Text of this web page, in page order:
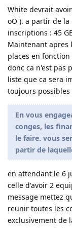
White devrait
oO ). a partir de
inscriptions : 45
Maintenant apres
places en
donc ca n'est pas
liste que ca sera
toujours possibles
En vous
conges, les
le faire. vous
partir de
en attendant le 6
celle d'avoir 2
message mettez
reunir toutes les
exclusivement de